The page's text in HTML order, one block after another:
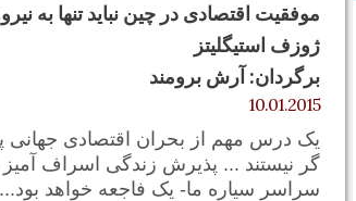
موفقیت اقتصادی در چین نباید تنها به
ژوزف استیگلیتز
برگردان: آرش برومند
10.01.2015
گر نیستند ... پذیرش زندگی اسراف آمیز
سراسر سیاره ما- یک فاجعه خواهد